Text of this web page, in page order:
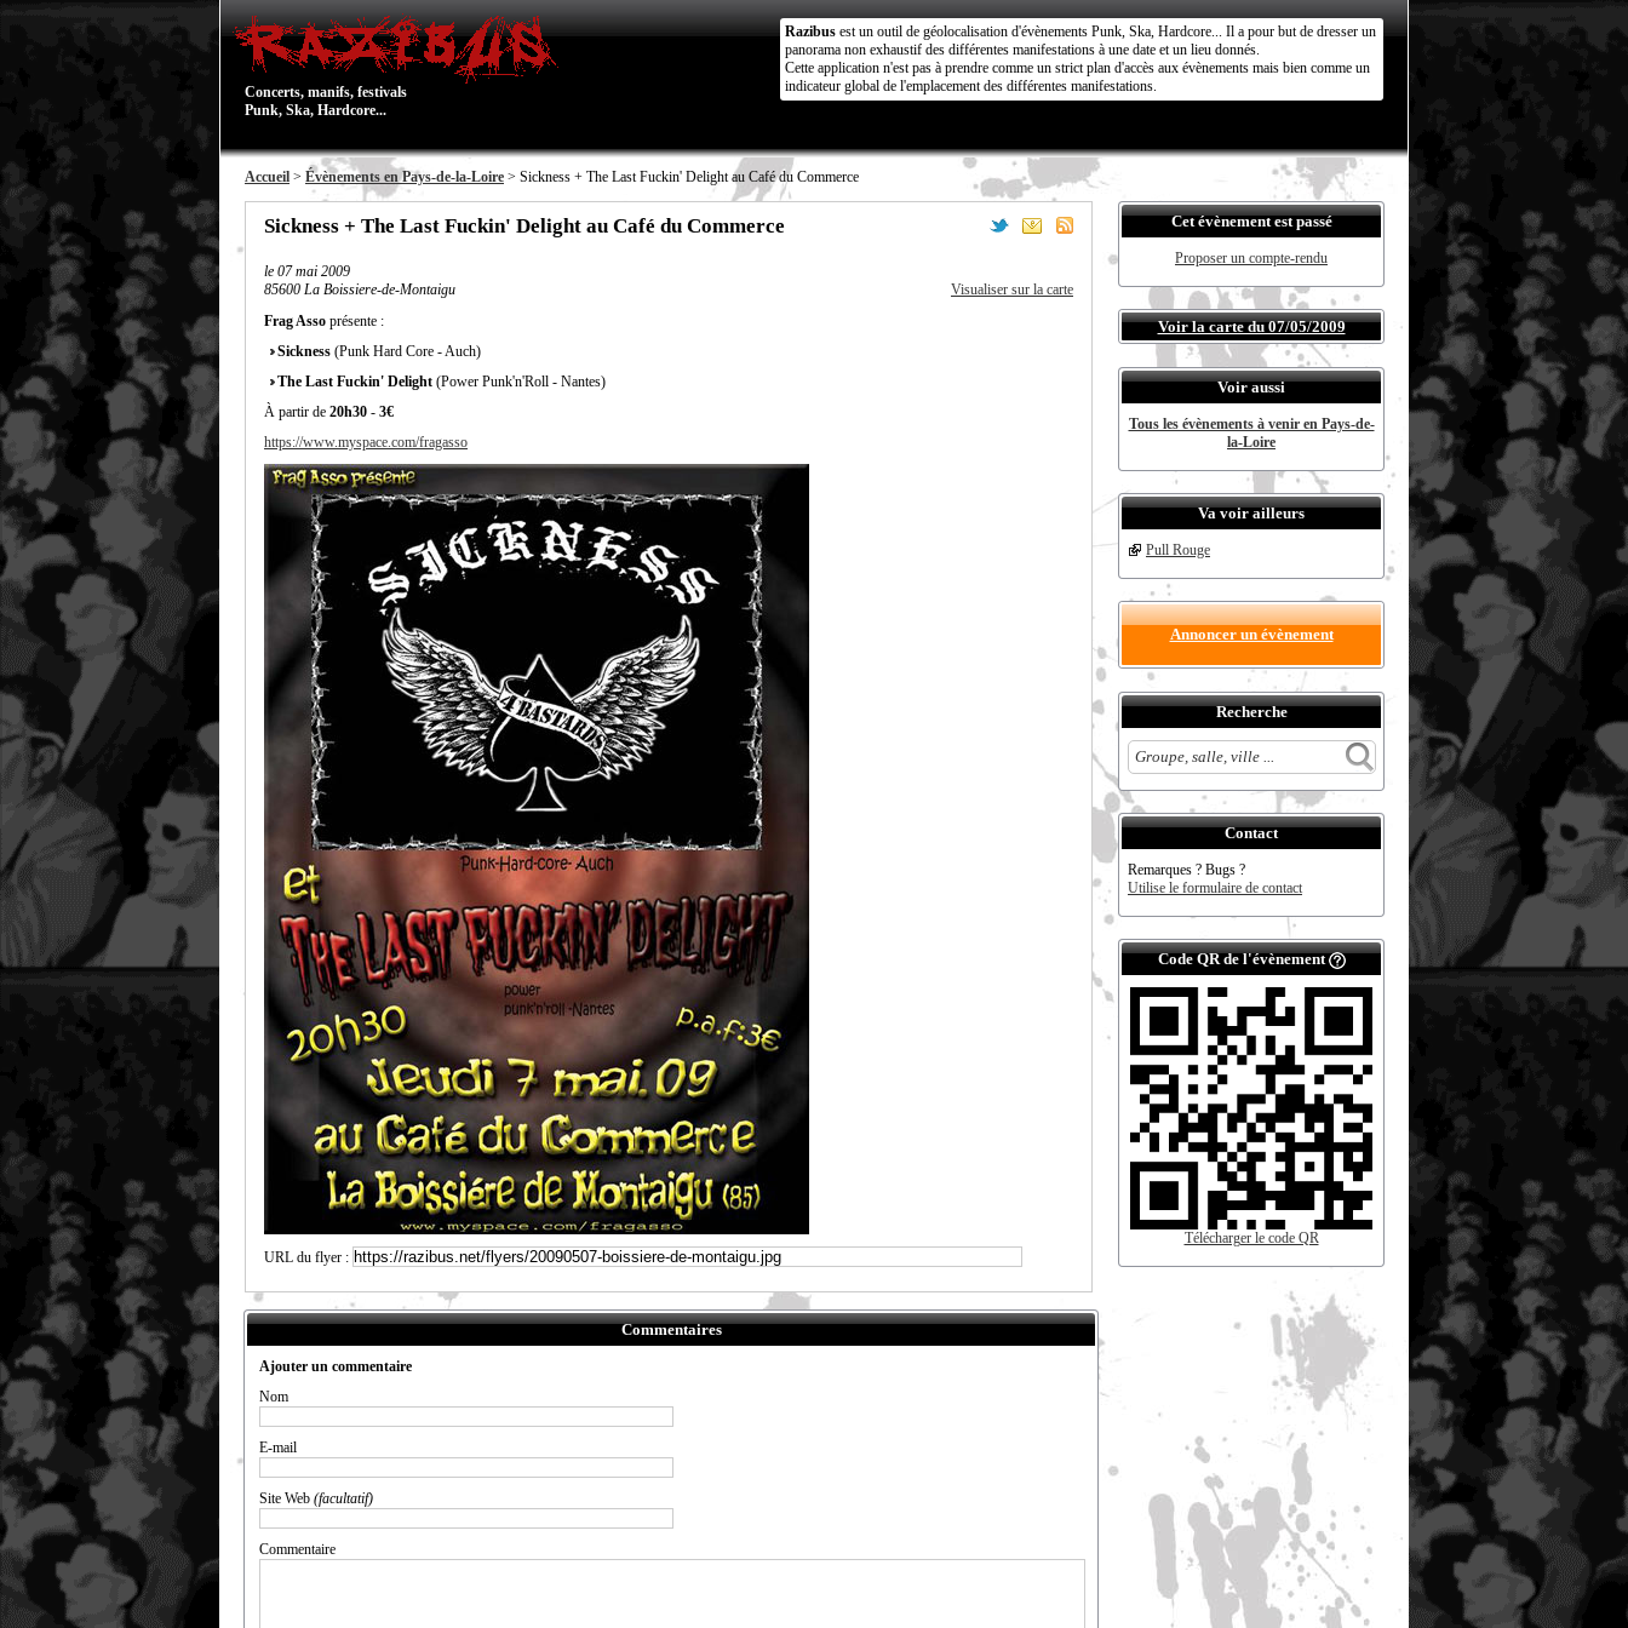
Concerts, manifs, festivals
Punk, Ska, Hardcore...
Razibus est un outil de géolocalisation d'évènements Punk, Ska, Hardcore... Il a pour but de dresser un
panorama non exhaustif des différentes manifestations à une date et un lieu donnés.
Cette application n'est pas à prendre comme un strict plan d'accès aux évènements mais bien comme un
indicateur global de l'emplacement des différentes manifestations.
Accueil > Évènements en Pays-de-la-Loire > Sickness + The Last Fuckin' Delight au Café du Commerce
Sickness + The Last Fuckin' Delight au Café du Commerce
le 07 mai 2009
85600 La Boissiere-de-Montaigu
Visualiser sur la carte
Frag Asso présente :
Sickness (Punk Hard Core - Auch)
The Last Fuckin' Delight (Power Punk'n'Roll - Nantes)
À partir de 20h30 - 3€
https://www.myspace.com/fragasso
URL du flyer :
Commentaires
Ajouter un commentaire
Nom
E-mail
Site Web (facultatif)
Commentaire
Cet évènement est passé
Proposer un compte-rendu
Voir la carte du 07/05/2009
Voir aussi
Tous les évènements à venir en Pays-de-
la-Loire
Va voir ailleurs
Pull Rouge
Annoncer un évènement
Recherche
Contact
Remarques ? Bugs ?
Utilise le formulaire de contact
Code QR de l'évènement
Télécharger le code QR